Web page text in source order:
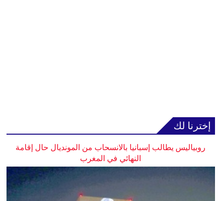
إخترنا لك
روبياليس يطالب إسبانيا بالانسحاب من المونديال حال إقامة
النهائي في المغرب